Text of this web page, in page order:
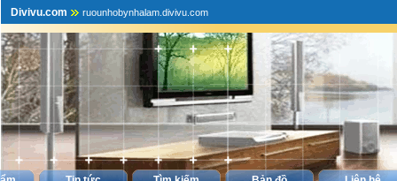
Divivu.com ruounhobynhalam.divivu.com